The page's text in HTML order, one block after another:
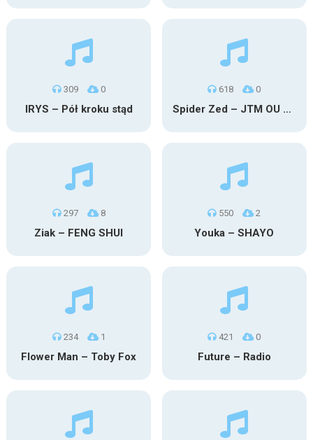
309 0
IRYS – Pół kroku stąd
618 0
Spider Zed – JTM OU TG
297 8
Ziak – FENG SHUI
550 2
Youka – SHAYO
234 1
Flower Man – Toby Fox
421 0
Future – Radio